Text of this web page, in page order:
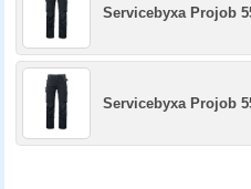
Servicebyxa Projob
Servicebyxa Projob